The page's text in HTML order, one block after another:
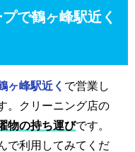
で鶴ヶ峰駅近く
ヶ峰駅近く で営業し
。クリーニング店の
物の持ち運びです。
で利用してみてくだ